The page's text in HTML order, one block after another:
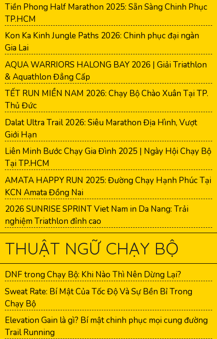
Tiền Phong Half Marathon 2025: Sẵn Sàng Chinh Phục
TP.HCM
Kon Ka Kinh Jungle Paths 2026: Chinh phục đại ngàn
Gia Lai
AQUA WARRIORS HALONG BAY 2026 | Giải Triathlon
& Aquathlon Đẳng Cấp
TẾT RUN MIỀN NAM 2026: Chạy Bộ Chào Xuân Tại TP.
Thủ Đức
Dalat Ultra Trail 2026: Siêu Marathon Địa Hình, Vượt
Giới Hạn
Liên Minh Bước Chạy Gia Đình 2025 | Ngày Hội Chạy Bộ
Tại TP.HCM
AMATA HAPPY RUN 2025: Đường Chạy Hạnh Phúc Tại
KCN Amata Đồng Nai
2026 SUNRISE SPRINT Viet Nam in Da Nang: Trải
nghiệm Triathlon đỉnh cao
THUẬT NGỮ CHẠY BỘ
DNF trong Chạy Bộ: Khi Nào Thì Nên Dừng Lại?
Sweat Rate: Bí Mật Của Tốc Độ Và Sự Bền Bỉ Trong
Chạy Bộ
Elevation Gain là gì? Bí mật chinh phục mọi cung đường
Trail Running